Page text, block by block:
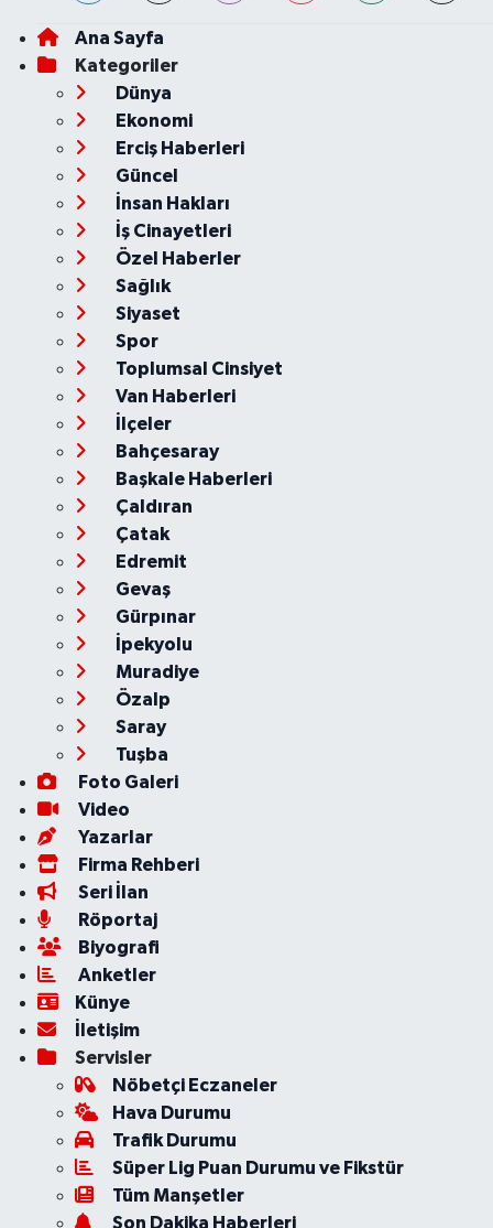
Ana Sayfa
Kategoriler
Dünya
Ekonomi
Erciş Haberleri
Güncel
İnsan Hakları
İş Cinayetleri
Özel Haberler
Sağlık
Siyaset
Spor
Toplumsal Cinsiyet
Van Haberleri
İlçeler
Bahçesaray
Başkale Haberleri
Çaldıran
Çatak
Edremit
Gevaş
Gürpınar
İpekyolu
Muradiye
Özalp
Saray
Tuşba
Foto Galeri
Video
Yazarlar
Firma Rehberi
Seri İlan
Röportaj
Biyografi
Anketler
Künye
İletişim
Servisler
Nöbetçi Eczaneler
Hava Durumu
Trafik Durumu
Süper Lig Puan Durumu ve Fikstür
Tüm Manşetler
Son Dakika Haberleri